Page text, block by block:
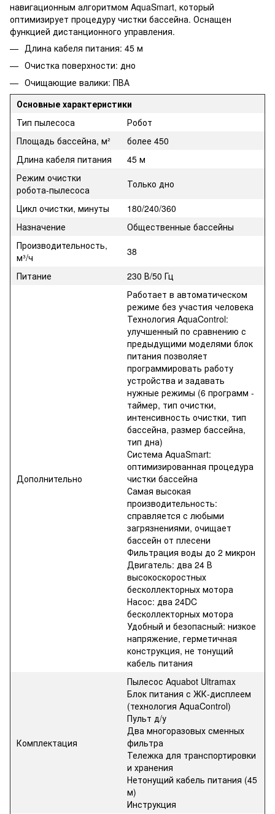
навигационным алгоритмом AquaSmart, который
оптимизирует процедуру чистки бассейна. Оснащен
функцией дистанционного управления.
Длина кабеля питания: 45 м
Очистка поверхности: дно
Очищающие валики: ПВА
Основные характеристики
Тип пылесоса
Робот
Площадь бассейна, м²
более 450
Длина кабеля питания
45 м
Режим очистки
робота-пылесоса
Только дно
Цикл очистки, минуты
180/240/360
Назначение
Общественные бассейны
Производительность,
м³/ч
38
Питание
230 В/50 Гц
Дополнительно
Работает в автоматическом
режиме без участия человека
Технология AquaControl:
улучшенный по сравнению с
предыдущими моделями блок
питания позволяет
программировать работу
устройства и задавать
нужные режимы (6 программ -
таймер, тип очистки,
интенсивность очистки, тип
бассейна, размер бассейна,
тип дна)
Система AquaSmart:
оптимизированная процедура
чистки бассейна
Самая высокая
производительность:
справляется с любыми
загрязнениями, очищает
бассейн от плесени
Фильтрация воды до 2 микрон
Двигатель: два 24 В
высокоскоростных
бесколлекторных мотора
Насос: два 24DC
бесколлекторных мотора
Удобный и безопасный: низкое
напряжение, герметичная
конструкция, не тонущий
кабель питания
Комплектация
Пылесос Aquabot Ultramax
Блок питания с ЖК-дисплеем
(технология AquaControl)
Пульт д/у
Два многоразовых сменных
фильтра
Тележка для транспортировки
и хранения
Нетонущий кабель питания (45
м)
Инструкция